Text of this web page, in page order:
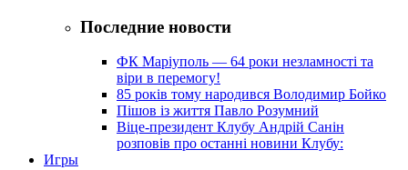
Последние новости
ФК Маріуполь — 64 роки незламності та
віри в перемогу!
85 років тому народився Володимир Бойко
Пішов із життя Павло Розумний
Віце-президент Клубу Андрій Санін
розповів про останні новини Клубу:
Игры